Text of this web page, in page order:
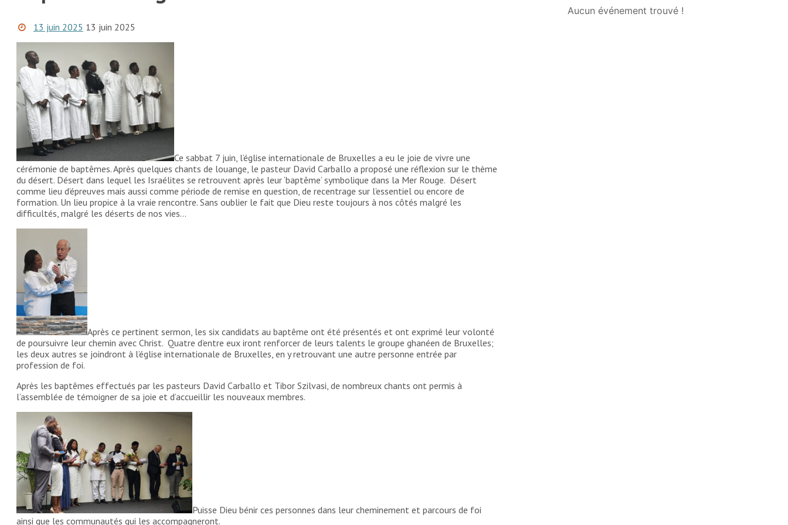
13 juin 2025 13 juin 2025
Ce sabbat 7 juin, l’église internationale de Bruxelles a eu le joie de vivre une
cérémonie de baptêmes. Après quelques chants de louange, le pasteur David Carballo a proposé une réflexion sur le thème
du désert. Désert dans lequel les Israélites se retrouvent après leur ‘baptême’ symbolique dans la Mer Rouge. Désert
comme lieu d’épreuves mais aussi comme période de remise en question, de recentrage sur l’essentiel ou encore de
formation. Un lieu propice à la vraie rencontre. Sans oublier le fait que Dieu reste toujours à nos côtés malgré les
difficultés, malgré les déserts de nos vies…
Après ce pertinent sermon, les six candidats au baptême ont été présentés et ont exprimé leur volonté
de poursuivre leur chemin avec Christ. Quatre d’entre eux iront renforcer de leurs talents le groupe ghanéen de Bruxelles;
les deux autres se joindront à l’église internationale de Bruxelles, en y retrouvant une autre personne entrée par
profession de foi.
Après les baptêmes effectués par les pasteurs David Carballo et Tibor Szilvasi, de nombreux chants ont permis à
l’assemblée de témoigner de sa joie et d’accueillir les nouveaux membres.
Puisse Dieu bénir ces personnes dans leur cheminement et parcours de foi
ainsi que les communautés qui les accompagneront.
Aucun événement trouvé !